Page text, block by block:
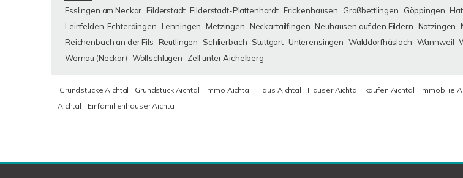
Esslingen am Neckar Filderstadt Filderstadt-Plattenhardt Frickenhausen Großbettlingen Göppingen
Leinfelden-Echterdingen
Lenningen Metzingen Neckartailfingen Neuhausen auf den Fildern Notzingen
Reichenbach an der Fils
Reutlingen Schlierbach Stuttgart Unterensingen Walddorfhäslach Wannweil
Wernau (Neckar) Wolfschlugen Zell unter Aichelberg
Grundstücke Aichtal Grundstück Aichtal Immo Aichtal Haus Aichtal Häuser Aichtal kaufen Aichtal Immobilie
Aichtal
Einfamilienhäuser Aichtal